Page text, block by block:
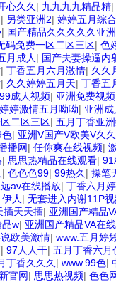
心久久 | 九九九九精品精|
| 另类亚洲2| 婷婷五月综
| 国产精品久久久久久亚
码免费一区二区三区| 色
月成人 | 国产夫妻操逼内
| 丁香五月六月激情| 久久
| 久久婷婷五月天| 丁香五
成人视频| 亚洲免费视
婷婷激情五月呦呦| 亚洲
二区三区| 五月丁香亚
色| 亚洲V国产V欧美V久
播网| 任你爽在线视频|
| 思思热精品在线观看| 91
| 色色色99| 99热久 | 操笔
av在线播放| 丁香六月
人 | 无套进入内谢11P
插天天插| 亚洲国产精品
品w| 亚洲国产精品VA在
欧美激情| www.五月婷
| 97人人干| 五月丁香六月
丁香久久久 | www.99色|
官网| 思思热视频| 色色